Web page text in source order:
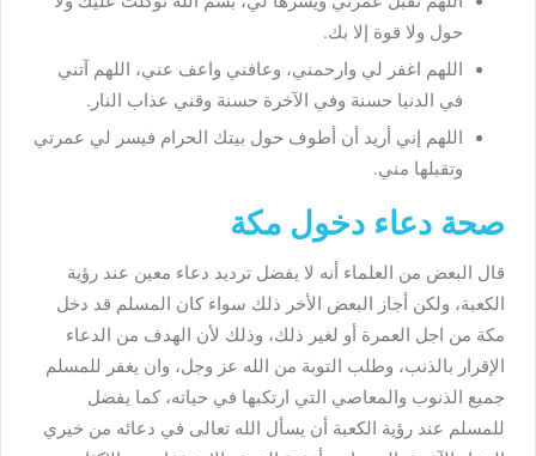
حول ولا قوة إلا بك.
اللهم اغفر لي وارحمني، وعافني واعف عني، اللهم آتني
في الدنيا حسنة وفي الآخرة حسنة وقني عذاب النار.
اللهم إني أريد أن أطوف حول بيتك الحرام فيسر لي عمرتي
وتقبلها مني.
صحة دعاء دخول مكة
قال البعض من العلماء أنه لا يفضل ترديد دعاء معين عند رؤية
الكعبة، ولكن أجاز البعض الأخر ذلك سواء كان المسلم قد دخل
مكة من اجل العمرة أو لغير ذلك، وذلك لأن الهدف من الدعاء
الإقرار بالذنب، وطلب التوبة من الله عز وجل، وان يغفر للمسلم
جميع الذنوب والمعاصي التي ارتكبها في حياته، كما يفضل
للمسلم عند رؤية الكعبة أن يسأل الله تعالى في دعائه من خيري